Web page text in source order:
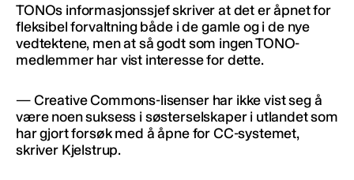
TONOs informasjonssjef skriver at det er åpnet for
fleksibel forvaltning både i de gamle og i de nye
vedtektene, men at så godt som ingen TONO-
medlemmer har vist interesse for dette.
— Creative Commons-lisenser har ikke vist seg å
være noen suksess i søsterselskaper i utlandet som
har gjort forsøk med å åpne for CC-systemet,
skriver Kjelstrup.